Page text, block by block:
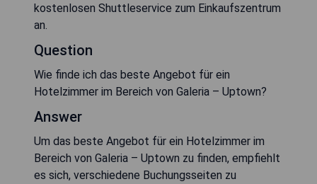
kostenlosen Shuttleservice zum Einkaufszentrum
an.
Question
Wie finde ich das beste Angebot für ein
Hotelzimmer im Bereich von Galeria – Uptown?
Answer
Um das beste Angebot für ein Hotelzimmer im
Bereich von Galeria – Uptown zu finden, empfiehlt
es sich, verschiedene Buchungsseiten zu